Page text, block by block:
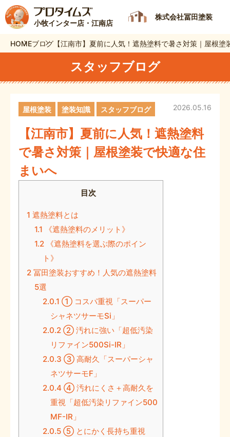
小牧インター店・江南店
株式会社冨田塗装
HOMEブログ 【江南市】夏前に人気！遮熱塗料で暑さ対策｜屋根塗
スタッフブログ
【江南市】夏前に人気！遮熱塗料
で暑さ対策｜屋根塗装で快適な住
まいへ
2026.05.16
屋根塗装 塗装知識 スタッフブログ
目次
1 遮熱塗料とは
1.1 《遮熱塗料のメリット》
1.2 《遮熱塗料を選ぶ際のポイン
ト》
2 冨田塗装おすすめ！人気の遮熱塗料
5選
2.0.1 ① コスパ重視「スーパー
シャネツサーモSi」
2.0.2② 汚れに強い「超低汚染
リファイン500Si-IR」
2.0.3 ③ 高耐久「スーパーシャ
ネツサーモF」
2.0.4 ④ 汚れにくさ＋高耐久を
重視「超低汚染リファイン500
MF-IR」
2.0.5⑤ とにかく長持ち重視